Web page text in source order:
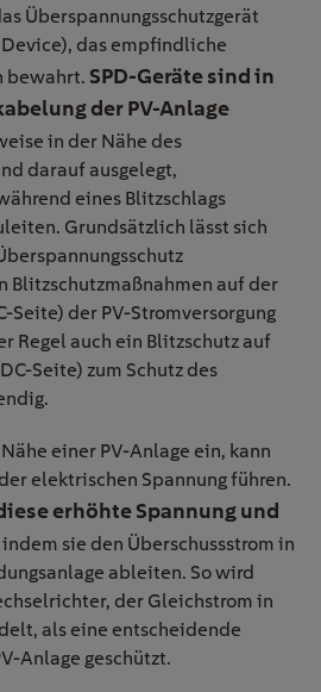
Überspannungsschutzgerät
Device), das empfindliche
bewahrt. SPD-Geräte sind in
der PV-Anlage
in der Nähe des
darauf ausgelegt,
eines Blitzschlags
Grundsätzlich lässt sich
Blitzschutzmaßnahmen auf der
Seite) der PV-Stromversorgung
Regel auch ein Blitzschutz auf
Seite) zum Schutz des
einer PV-Anlage ein, kann
elektrischen Spannung führen.
erhöhte Spannung und
indem sie den Überschussstrom in
ableiten. So wird
der Gleichstrom in
als eine entscheidende
Anlage geschützt.